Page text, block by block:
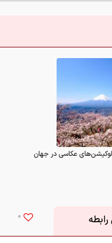
لوکیشن‌های عکاسی در جهان
0